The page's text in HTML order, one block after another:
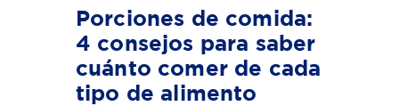
Porciones de comida:
4 consejos para saber
cuánto comer de cada
tipo de alimento